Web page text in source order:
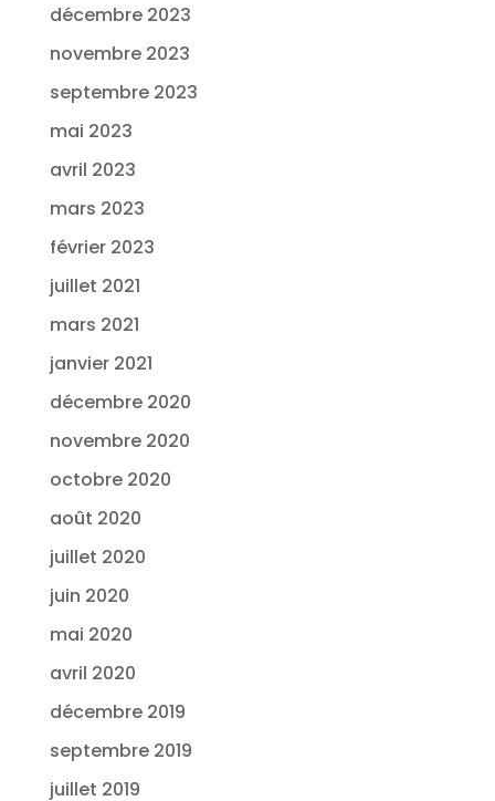
décembre 2023
novembre 2023
septembre 2023
mai 2023
avril 2023
mars 2023
février 2023
juillet 2021
mars 2021
janvier 2021
décembre 2020
novembre 2020
octobre 2020
août 2020
juillet 2020
juin 2020
mai 2020
avril 2020
décembre 2019
septembre 2019
juillet 2019